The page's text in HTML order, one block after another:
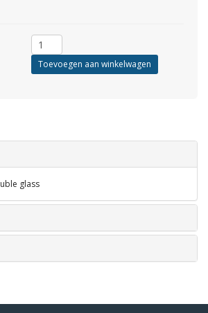
Toevoegen aan winkelwagen
glass